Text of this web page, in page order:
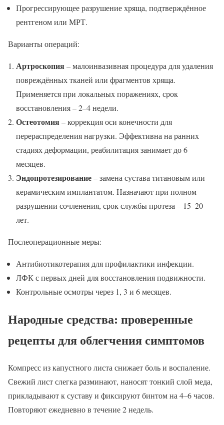
Прогрессирующее разрушение хряща, подтверждённое
рентгеном или МРТ.
Варианты операций:
Артроскопия– малоинвазивная процедура для удаления
повреждённых тканей или фрагментов хряща.
Применяется при локальных поражениях, срок
восстановления – 2–4 недели.
Остеотомия– коррекция оси конечности для
перераспределения нагрузки. Эффективна на ранних
стадиях деформации, реабилитация занимает до 6
месяцев.
Эндопротезирование– замена сустава титановым или
керамическим имплантатом. Назначают при полном
разрушении сочленения, срок службы протеза – 15–20
лет.
Послеоперационные меры:
Антибиотикотерапия для профилактики инфекции.
ЛФК с первых дней для восстановления подвижности.
Контрольные осмотры через 1, 3 и 6 месяцев.
Народные средства: проверенные
рецепты для облегчения симптомов
Компресс из капустного листа снижает боль и воспаление.
Свежий лист слегка разминают, наносят тонкий слой меда,
прикладывают к суставу и фиксируют бинтом на 4–6 часов.
Повторяют ежедневно в течение 2 недель.